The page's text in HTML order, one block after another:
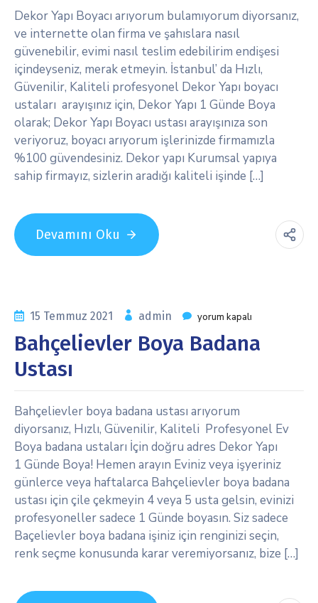
Dekor Yapı Boyacı arıyorum bulamıyorum diyorsanız,
ve internette olan firma ve şahıslara nasıl
güvenebilir, evimi nasıl teslim edebilirim endişesi
içindeyseniz, merak etmeyin. İstanbul’ da Hızlı,
Güvenilir, Kaliteli profesyonel Dekor Yapı boyacı
ustaları arayışınız için, Dekor Yapı 1 Günde Boya
olarak; Dekor Yapı Boyacı ustası arayışınıza son
veriyoruz, boyacı arıyorum işlerinizde firmamızla
%100 güvendesiniz. Dekor yapı Kurumsal yapıya
sahip firmayız, sizlerin aradığı kaliteli işinde […]
Devamını Oku
15 Temmuz 2021 admin yorum kapalı
Bahçelievler Boya Badana
Ustası
Bahçelievler boya badana ustası arıyorum
diyorsanız, Hızlı, Güvenilir, Kaliteli Profesyonel Ev
Boya badana ustaları İçin doğru adres Dekor Yapı
1 Günde Boya! Hemen arayın Eviniz veya işyeriniz
günlerce veya haftalarca Bahçelievler boya badana
ustası için çile çekmeyin 4 veya 5 usta gelsin, evinizi
profesyoneller sadece 1 Günde boyasın. Siz sadece
Baçelievler boya badana işiniz için renginizi seçin,
renk seçme konusunda karar veremiyorsanız, bize […]